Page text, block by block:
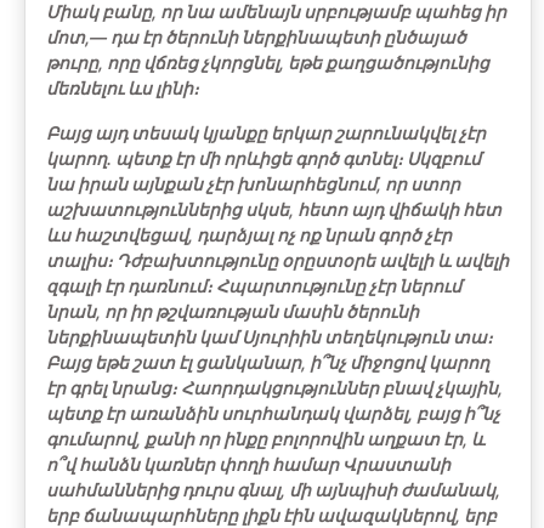
Միակ բանը, որ նա ամենայն սրբությամբ պահեց իր
մոտ,― դա էր ծերունի ներքինապետի ընծայած
թուրը, որը վճռեց չկորցնել, եթե քաղցածությունից
մեռնելու ևս լինի։
Բայց այդ տեսակ կյանքը երկար շարունակվել չէր
կարող. պետք էր մի որևիցե գործ գտնել։ Սկզբում
նա իրան այնքան չէր խոնարհեցնում, որ ստոր
աշխատություններից սկսե, հետո այդ վիճակի հետ
ևս հաշտվեցավ, դարձյալ ոչ ոք նրան գործ չէր
տալիս։ Դժբախտությունը օրըստօրե ավելի և ավելի
զգալի էր դառնում։ Հպարտությունը չէր ներում
նրան, որ իր թշվառության մասին ծերունի
ներքինապետին կամ Սյուրիին տեղեկություն տա։
Բայց եթե շատ էլ ցանկանար, ի՞նչ միջոցով կարող
էր գրել նրանց։ Հաորդակցություններ բնավ չկային,
պետք էր առանձին սուրհանդակ վարձել, բայց ի՞նչ
գումարով, քանի որ ինքը բոլորովին աղքատ էր, և
ո՞վ հանձն կառներ փողի համար Վրաստանի
սահմաններից դուրս գնալ, մի այնպիսի ժամանակ,
երբ ճանապարհները լիքն էին ավազակներով, երբ